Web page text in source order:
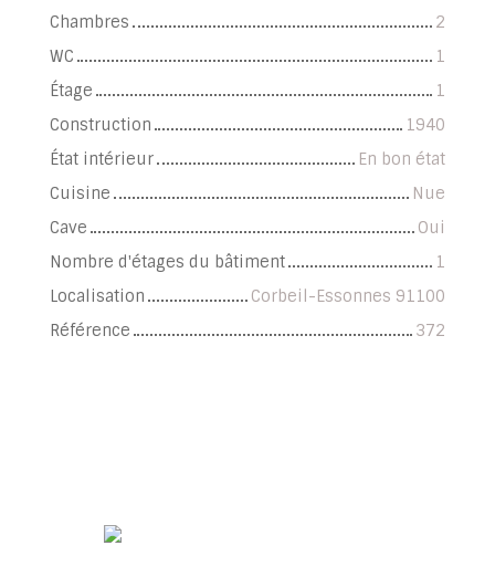
Chambres
2
WC
1
Étage
1
Construction
1940
État intérieur
En bon état
Cuisine
Nue
Cave
Oui
Nombre d'étages du bâtiment
1
Localisation
Corbeil-Essonnes 91100
Référence
372